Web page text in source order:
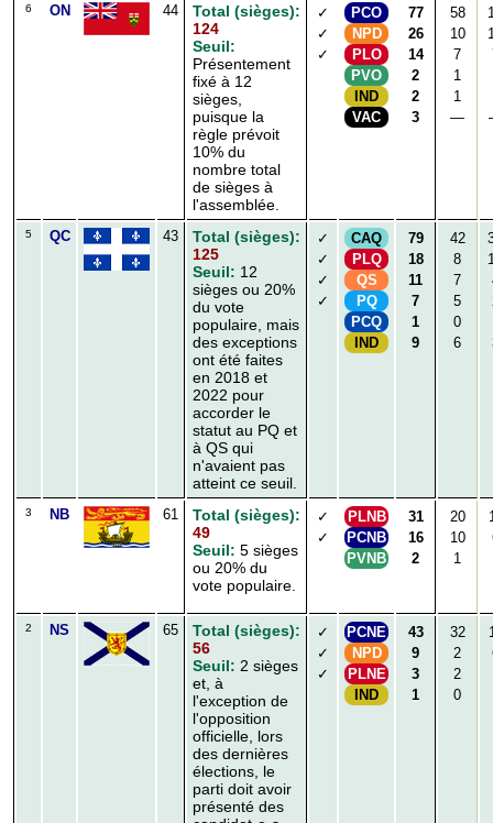
6 ON 44
Total (sièges):
124
Seuil:
Présentement
fixé à 12
sièges,
puisque la
règle prévoit
10% du
nombre total
de sièges à
l'assemblée.
✓
✓
✓
PCO
NPD
PLO
PVO
IND
VAC
77
26
14
2
2
3
58
10
7
1
1
—
5 QC 43
Total (sièges):
125
Seuil: 12
sièges ou 20%
du vote
populaire, mais
des exceptions
ont été faites
en 2018 et
2022 pour
accorder le
statut au PQ et
à QS qui
n'avaient pas
atteint ce seuil.
✓
✓
✓
✓
CAQ
PLQ
QS
PQ
PCQ
IND
79
18
11
7
1
9
42
8
7
5
0
6
3 NB 61
Total (sièges):
49
Seuil: 5 sièges
ou 20% du
vote populaire.
✓
✓
PLNB
PCNB
PVNB
31
16
2
20
10
1
2 NS 65
Total (sièges):
56
Seuil: 2 sièges
et, à
l'exception de
l'opposition
officielle, lors
des dernières
élections, le
parti doit avoir
présenté des
✓
✓
✓
PCNE
NPD
PLNE
IND
43
9
3
1
32
2
2
0